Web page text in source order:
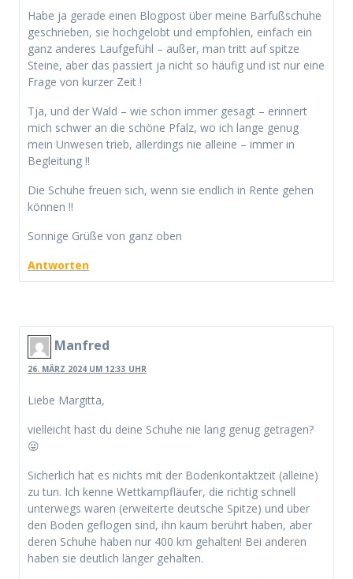
Habe ja gerade einen Blogpost über meine Barfußschuhe
geschrieben, sie hochgelobt und empfohlen, einfach ein
ganz anderes Laufgefühl – außer, man tritt auf spitze
Steine, aber das passiert ja nicht so häufig und ist nur eine
Frage von kurzer Zeit !
Tja, und der Wald – wie schon immer gesagt – erinnert
mich schwer an die schöne Pfalz, wo ich lange genug
mein Unwesen trieb, allerdings nie alleine – immer in
Begleitung !!
Die Schuhe freuen sich, wenn sie endlich in Rente gehen
können !!
Sonnige Grüße von ganz oben
Antworten
Manfred
26. MÄRZ 2024 UM 12:33 UHR
Liebe Margitta,
vielleicht hast du deine Schuhe nie lang genug getragen?
😜
Sicherlich hat es nichts mit der Bodenkontaktzeit (alleine)
zu tun. Ich kenne Wettkampfläufer, die richtig schnell
unterwegs waren (erweiterte deutsche Spitze) und über
den Boden geflogen sind, ihn kaum berührt haben, aber
deren Schuhe haben nur 400 km gehalten! Bei anderen
haben sie deutlich länger gehalten.